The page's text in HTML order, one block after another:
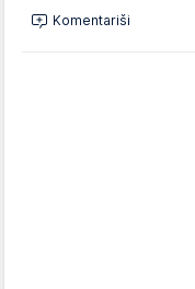
Komentariši